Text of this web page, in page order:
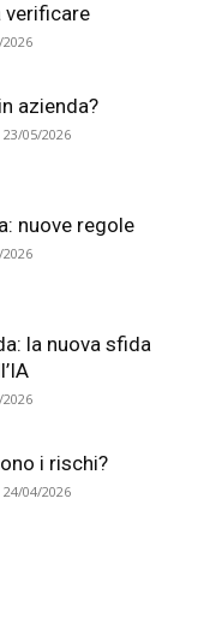
verificare
azienda?
23/05/2026
nuove regole
la nuova sfida
i rischi?
24/04/2026